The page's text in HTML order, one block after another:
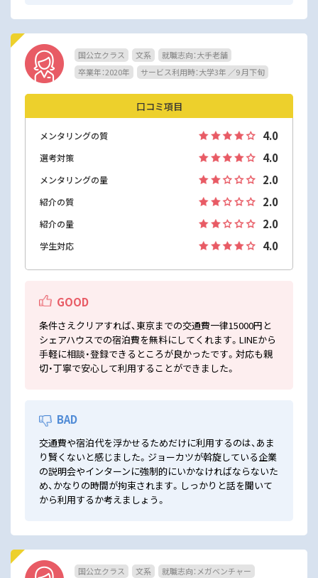
国公立クラス 文系
就職志向：大手老舗
卒業年：2020年
サービス利用時：大学3年 ／9 月下旬
口コミ項目
メンタリングの質 4.0
選考対策 4.0
メンタリングの量 2.0
紹介の質 2.0
紹介の量 2.0
学生対応 4.0
GOOD
条件さえクリアすれば、東京までの交通費一律15000円と
シェアハウスでの宿泊費を無料にしてくれます。LINEから
手軽に相談・登録できるところが良かったです。対応も親
切・丁寧で安心して利用することができました。
BAD
交通費や宿泊代を浮かせるためだけに利用するのは、あま
り賢くないと感じました。ジョーカツが斡旋している企業
の説明会やインターンに強制的にいかなければならないた
め、かなりの時間が拘束されます。しっかりと話を聞いて
から利用するか考えましょう。
国公立クラス 文系
就職志向：メガベンチャー